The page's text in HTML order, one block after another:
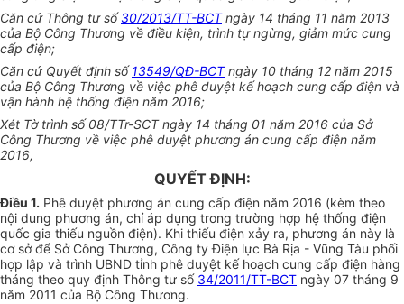
Căn cứ Thông tư số30/2013/TT-BCTngày 14 tháng 11 năm 2013
của Bộ Công Thương về điều kiện, trình tự ngừng, giảm mức cung
cấp điện;
Căn cứ Quyết định số13549/QĐ-BCTngày 10 tháng 12 năm 2015
của Bộ Công Thương về việc phê duyệt kế hoạch cung cấp điện và
vận hành hệ thống điện năm 2016;
Xét Tờ trình số 08/TTr-SCT ngày 14 tháng 01 năm 2016 của Sở
Công Thương về việc phê duyệt phương án cung cấp điện năm
2016,
QUYẾT ĐỊNH:
Điều 1. Phê duyệt phương án cung cấp điện năm 2016 (kèm theo
nội dung phương án, chỉ áp dụng trong trường hợp hệ thống điện
quốc gia thiếu nguồn điện). Khi thiếu điện xảy ra, phương án này là
cơ sở để Sở Công Thương, Công ty Điện lực Bà Rịa - Vũng Tàu phối
hợp lập và trình UBND tỉnh phê duyệt kế hoạch cung cấp điện hàng
tháng theo quy định Thông tư số 34/2011/TT-BCT ngày 07 tháng 9
năm 2011 của Bộ Công Thương.